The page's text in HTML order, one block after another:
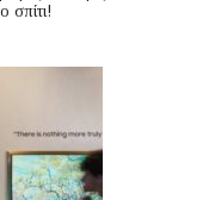
σπίτι!